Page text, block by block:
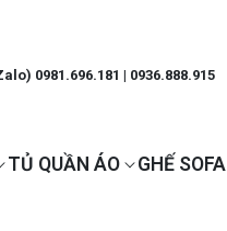
0981.696.181 | 0936.888.915
TỦ QUẦN ÁO GHẾ SOFA